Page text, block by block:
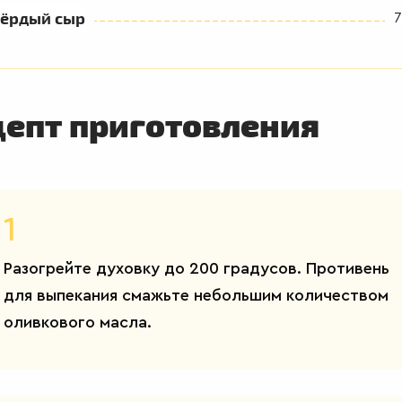
сыр
приготовления
1
Разогрейте духовку до 200 градусов. Противень
для выпекания смажьте небольшим количеством
оливкового масла.